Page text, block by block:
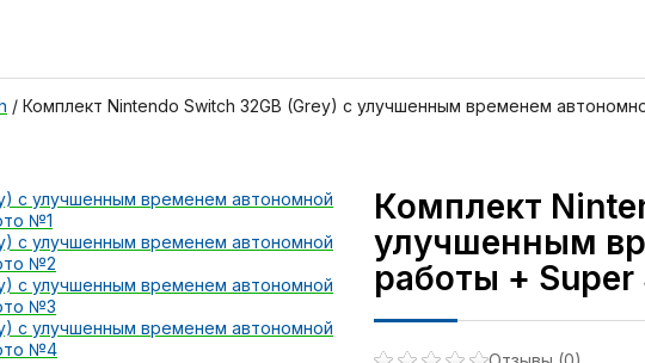
/ Комплект Nintendo Switch 32GB (Grey) с улучшенным временем
Комплект
улучшенным
работы +